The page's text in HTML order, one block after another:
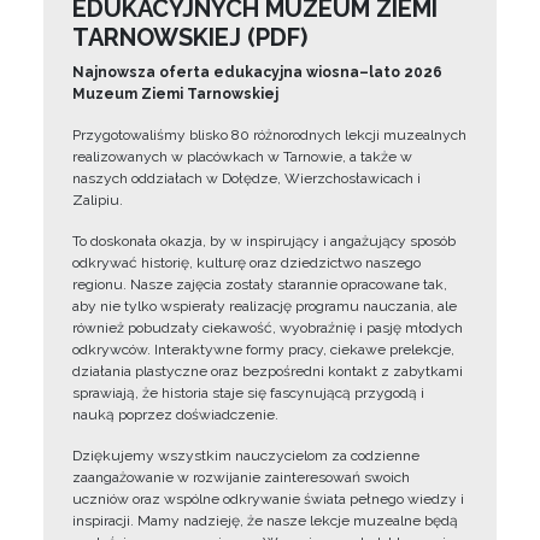
EDUKACYJNYCH MUZEUM ZIEMI
TARNOWSKIEJ (PDF)
Najnowsza oferta edukacyjna wiosna–lato 2026
Muzeum Ziemi Tarnowskiej
Przygotowaliśmy blisko 80 różnorodnych lekcji muzealnych
realizowanych w placówkach w Tarnowie, a także w
naszych oddziałach w Dołędze, Wierzchosławicach i
Zalipiu.
To doskonała okazja, by w inspirujący i angażujący sposób
odkrywać historię, kulturę oraz dziedzictwo naszego
regionu. Nasze zajęcia zostały starannie opracowane tak,
aby nie tylko wspierały realizację programu nauczania, ale
również pobudzały ciekawość, wyobraźnię i pasję młodych
odkrywców. Interaktywne formy pracy, ciekawe prelekcje,
działania plastyczne oraz bezpośredni kontakt z zabytkami
sprawiają, że historia staje się fascynującą przygodą i
nauką poprzez doświadczenie.
Dziękujemy wszystkim nauczycielom za codzienne
zaangażowanie w rozwijanie zainteresowań swoich
uczniów oraz wspólne odkrywanie świata pełnego wiedzy i
inspiracji. Mamy nadzieję, że nasze lekcje muzealne będą